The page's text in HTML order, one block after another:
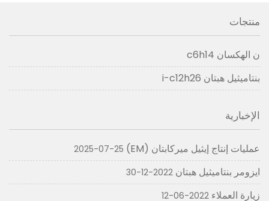
منتجات
ن الهكسان c6h14
بنتاميثيل هبتان i-c12h26
الإخبارية
عمليات إنتاج إيثيل ميركابتان (EM) 2025-07-25
ايزومر بنتاميثيل هبتان 2022-12-30
زيارة العملاء 2022-06-12